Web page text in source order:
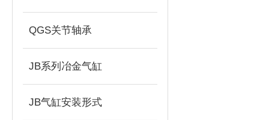
QGS关节轴承
JB系列冶金气缸
JB气缸安装形式